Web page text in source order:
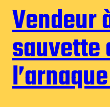
Vendeur
sauvette